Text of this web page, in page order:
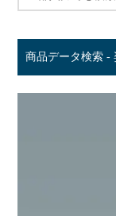
商品データ検索 -